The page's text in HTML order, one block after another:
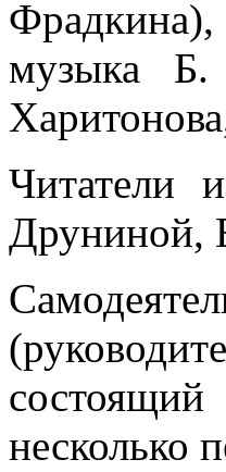
музыка
Читатели
Друниной,
несколько